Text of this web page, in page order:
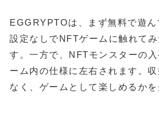
EGGRYPTOは、まず無料で遊
設定なしでNFTゲームに触れて
す。一方で、NFTモンスターの
ーム内の仕様に左右されます。
なく、ゲームとして楽しめるかを